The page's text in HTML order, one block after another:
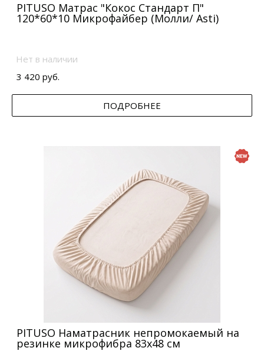
PITUSO Матрас "Кокос Стандарт П"
120*60*10 Микрофайбер (Молли/ Asti)
Нет в наличии
3 420 руб.
ПОДРОБНЕЕ
PITUSO Наматрасник непромокаемый на
резинке микрофибра 83х48 см